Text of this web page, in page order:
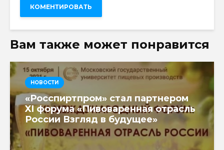
Вам также может понравится
НОВОСТИ
«Росспиртпром» стал партнером
XI форума «Пивоваренная отрасль
России Взгляд в будущее»